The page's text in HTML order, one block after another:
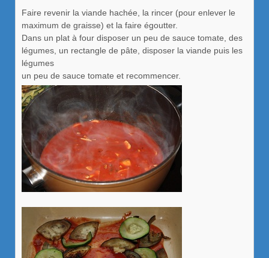
Faire revenir la viande hachée, la rincer (pour enlever le
maximum de graisse) et la faire égoutter.
Dans un plat à four disposer un peu de sauce tomate, des
légumes, un rectangle de pâte, disposer la viande puis les
légumes
un peu de sauce tomate et recommencer.